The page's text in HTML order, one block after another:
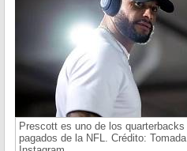
Prescott es uno de los quarterbacks
pagados de la NFL. Crédito: